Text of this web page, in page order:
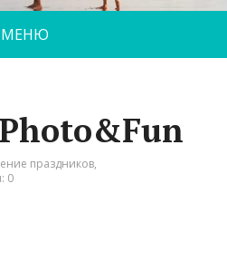
МЕНЮ
праздников,
0